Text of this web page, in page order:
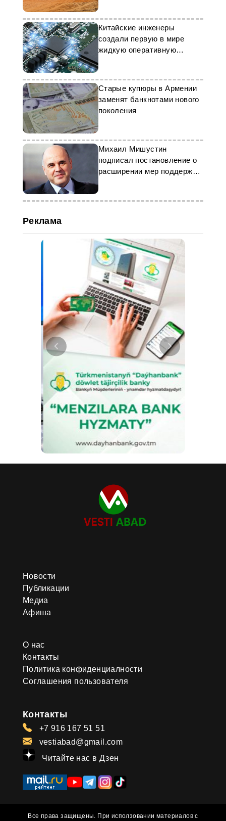
Китайские инженеры
создали первую в мире
жидкую оперативную
память
Старые купюры в Армении
заменят банкнотами нового
поколения
Михаил Мишустин
подписал постановление о
расширении мер поддержки
Реклама
Новости
Публикации
Медиа
Афиша
О нас
Контакты
Политика конфиденциалности
Соглашения пользователя
Контакты
+7 916 167 51 51
vestiabad@gmail.com
Читайте нас в Дзен
Все права защищены. При исползовании материалов с